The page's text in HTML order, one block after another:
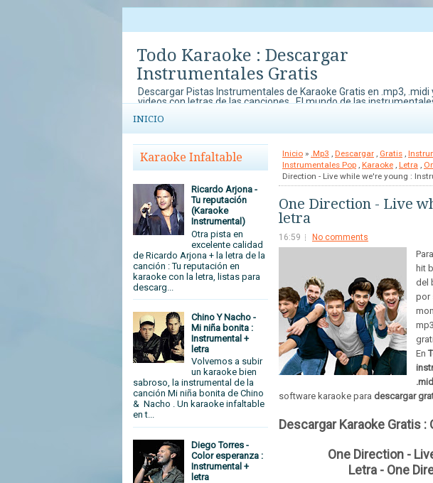
Todo Karaoke : Descargar
Instrumentales Gratis
Descargar Pistas Instrumentales de Karaoke Gratis en .mp3, .midi
videos con letras de las canciones . El mundo de las
con concursos de Karaoke que no te puedes perder para demostrar
tu arte y talento al mundo.
INICIO
Karaoke Infaltable
Ricardo Arjona -
Tu reputación
(Karaoke
Instrumental)
Otra pista en
excelente calidad
de Ricardo Arjona + la letra de la
canción : Tu reputación en
karaoke con la letra, listas para
descarg...
Chino Y Nacho -
Mi niña bonita :
Instrumental +
letra
Volvemos a subir
un karaoke bien
sabroso, la instrumental de la
canción Mi niña bonita de Chino
& Nacho . Un karaoke infaltable
en t...
Diego Torres -
Color esperanza :
Instrumental +
letra
Inicio » .Mp3 , Descargar , Gratis ,
Instrumentales Pop , Karaoke , Letra ,
Direction - Live while we're young :
One Direction - Live
letra
16:59 No comments
hit
del
por
En
.mid
software karaoke para descargar
Descargar Karaoke Gratis :
One Direction -
Letra - One